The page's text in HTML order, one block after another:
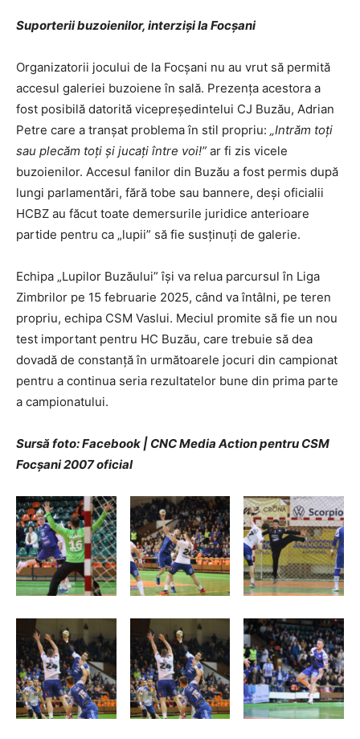
Suporterii buzoienilor, interziși la Focșani
Organizatorii jocului de la Focșani nu au vrut să permită
accesul galeriei buzoiene în sală. Prezența acestora a
fost posibilă datorită vicepreședintelui CJ Buzău, Adrian
Petre care a tranșat problema în stil propriu: „Intrăm toți
sau plecăm toți și jucați între voi!” ar fi zis vicele
buzoienilor. Accesul fanilor din Buzău a fost permis după
lungi parlamentări, fără tobe sau bannere, deși oficialii
HCBZ au făcut toate demersurile juridice anterioare
partide pentru ca „lupii” să fie susținuți de galerie.
Echipa „Lupilor Buzăului” își va relua parcursul în Liga
Zimbrilor pe 15 februarie 2025, când va întâlni, pe teren
propriu, echipa CSM Vaslui. Meciul promite să fie un nou
test important pentru HC Buzău, care trebuie să dea
dovadă de constanță în următoarele jocuri din campionat
pentru a continua seria rezultatelor bune din prima parte
a campionatului.
Sursă foto: Facebook | CNC Media Action pentru CSM
Focșani 2007 oficial